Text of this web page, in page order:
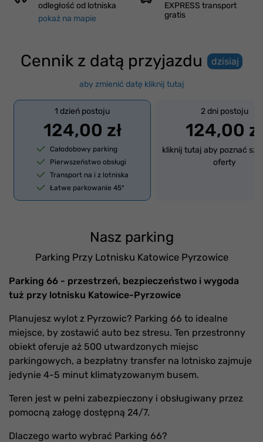
odległość od lotniska
pokaż na mapie
EXPRESS transport
gratis
Cennik z datą przyjazdu dzisiaj
aby zmienić datę kliknij tutaj
1 dzień postoju
124,00 zł
Całodobowy parking
Pierwszeństwo obsługi
Transport na i z lotniska
Łatwe parkowanie 45°
2 dni postoju
124,00
kliknij tutaj aby poznać
oferty
Nasz parking
Parking Przy Lotnisku Katowice Pyrzowice
Parking 66 - przestrzeń, bezpieczeństwo i wygoda
tuż przy lotnisku Katowice-Pyrzowice
Planujesz wylot z Pyrzowic? Parking 66 to idealne
miejsce, by zostawić auto bez stresu. Ten przestronny
obiekt oferuje aż 500 utwardzonych miejsc
parkingowych, a bezpłatny transfer na lotnisko zajmuje
jedynie 4-5 minut klimatyzowanym busem.
Teren jest w pełni zabezpieczony i obsługiwany przez
pomocną załogę dostępną 24/7.
Dlaczego warto wybrać Parking 66?